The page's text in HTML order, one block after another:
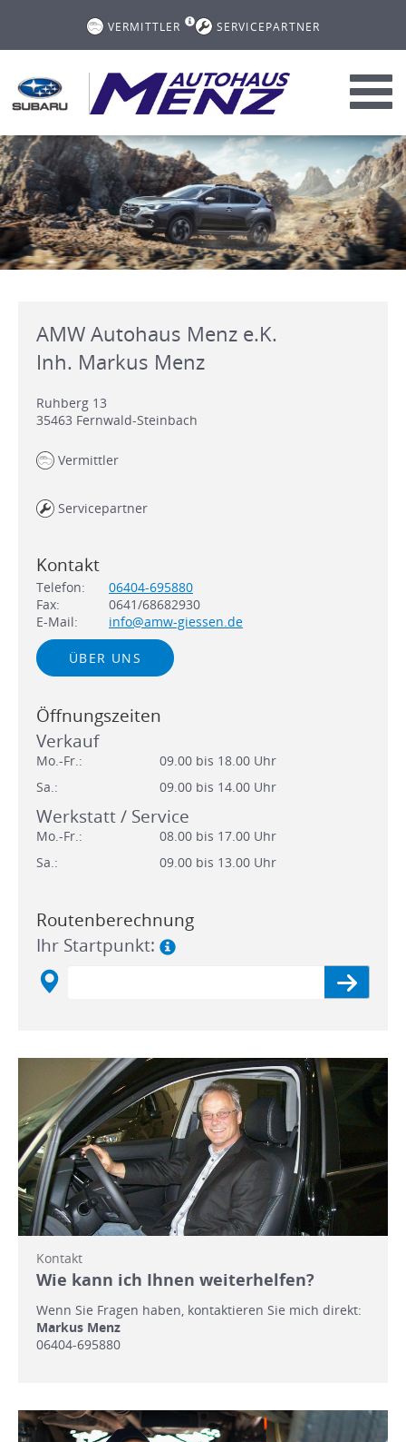
VERMITTLER SERVICEPARTNER
AMW Autohaus Menz e.K.
Inh. Markus Menz
Ruhberg 13
35463 Fernwald-Steinbach
Vermittler
Servicepartner
Kontakt
Telefon:
06404-695880
Fax:
0641/68682930
E-Mail:
info@amw-giessen.de
ÜBER UNS
Öffnungszeiten
Verkauf
Mo.-Fr.:
09.00 bis 18.00 Uhr
Sa.:
09.00 bis 14.00 Uhr
Werkstatt / Service
Mo.-Fr.:
08.00 bis 17.00 Uhr
Sa.:
09.00 bis 13.00 Uhr
Routenberechnung
Ihr Startpunkt:
Kontakt
Wie kann ich Ihnen weiterhelfen?
Wenn Sie Fragen haben, kontaktieren Sie mich direkt:
Markus Menz
06404-695880